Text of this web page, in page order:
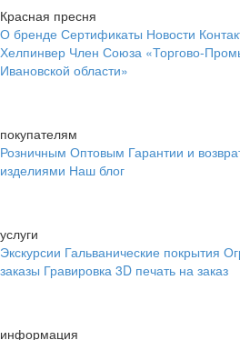
Красная пресня
О бренде Сертификаты Новости
Хелпинвер Член Союза «Торгово-
Ивановской области»
покупателям
Розничным Оптовым Гарантии и
изделиями Наш блог
услуги
Экскурсии Гальванические покрытия
заказы Гравировка 3D печать на заказ
информация